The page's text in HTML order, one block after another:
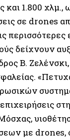
1.800 χλμ.,
σε drones
περισσότερες
δείχνουν
Β.
με